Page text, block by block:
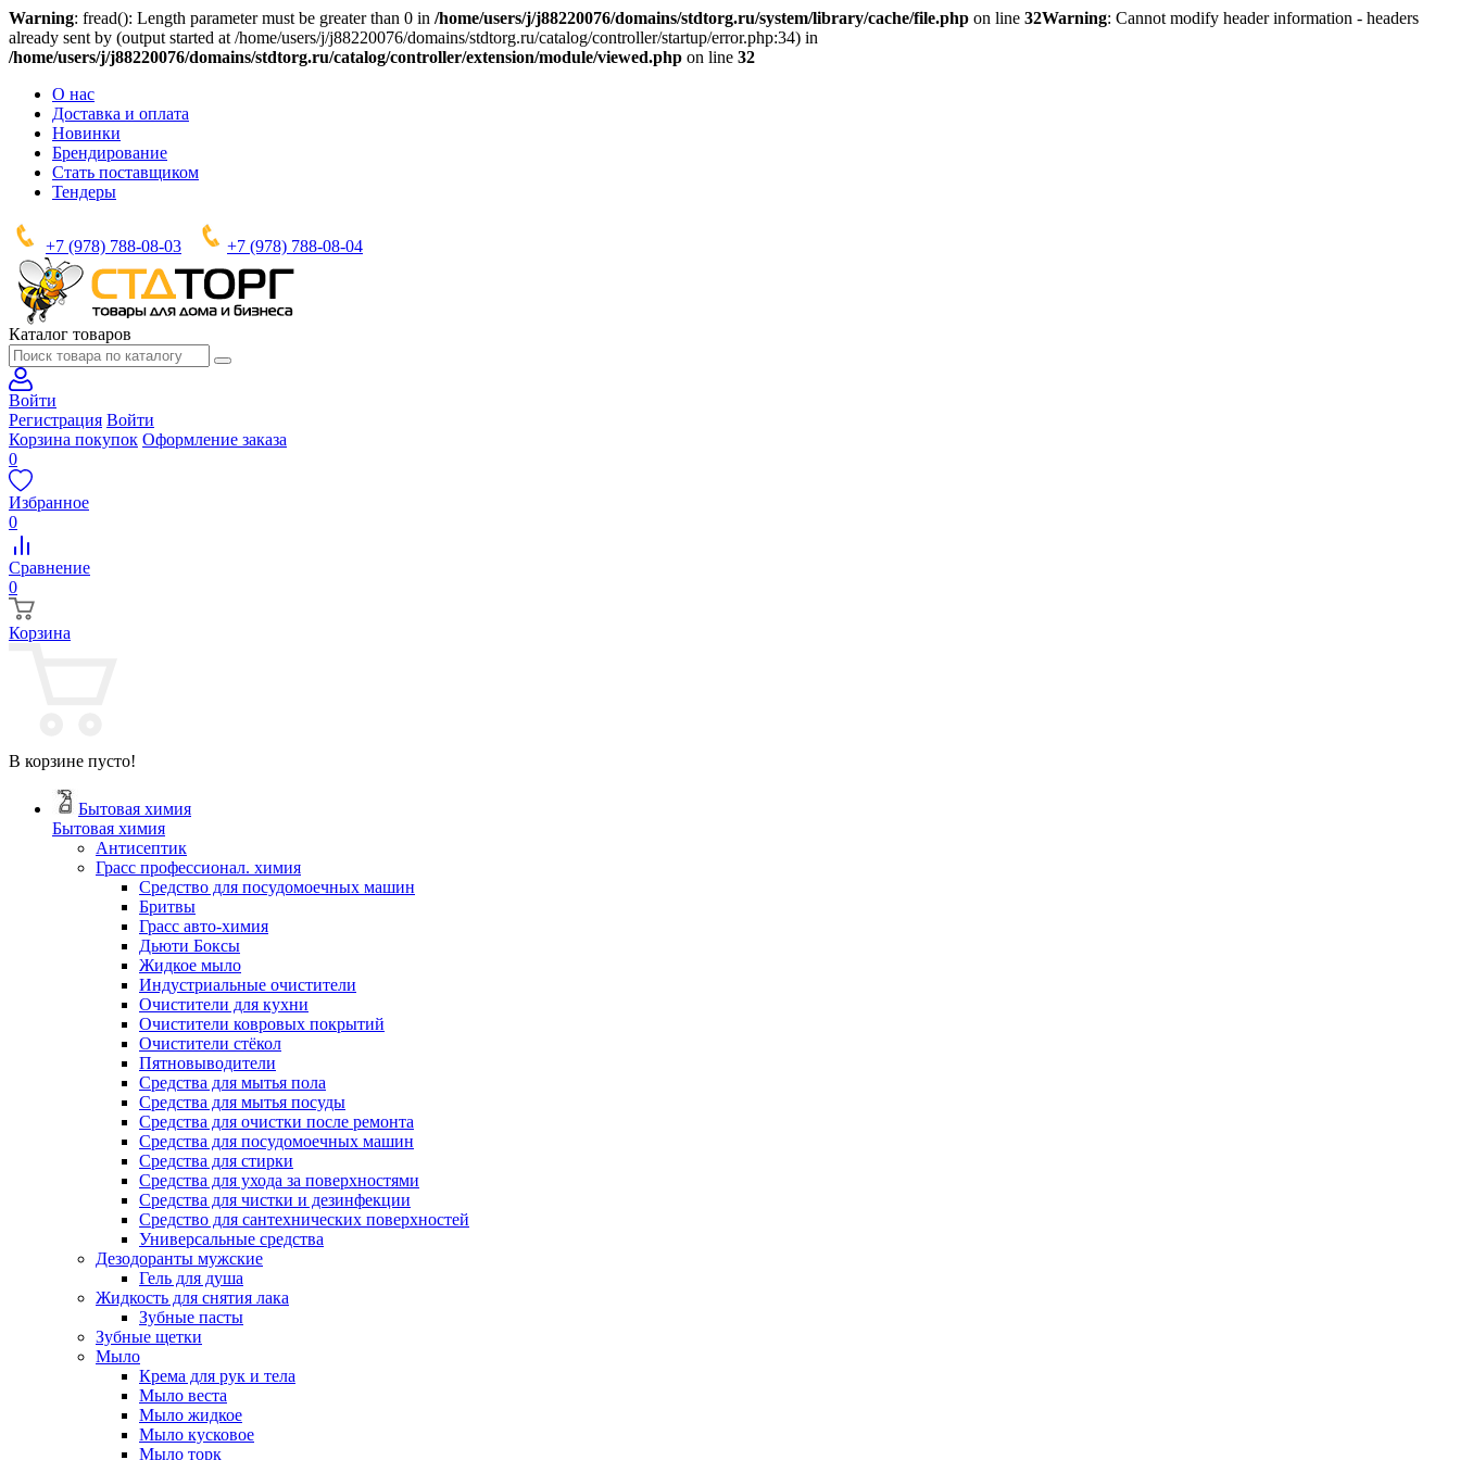
Warning: fread(): Length parameter must be greater than 0 in /home/users/j/j88220076/domains/stdtorg.ru/system/library/cache/file.php on line 32Warning: Cannot modify header information - headers
already sent by (output started at /home/users/j/j88220076/domains/stdtorg.ru/catalog/controller/startup/error.php:34) in
/home/users/j/j88220076/domains/stdtorg.ru/catalog/controller/extension/module/viewed.php on line 32
О нас
Доставка и оплата
Новинки
Брендирование
Стать поставщиком
Тендеры
+7 (978) 788-08-03 +7 (978) 788-08-04
Каталог товаров
Войти
Регистрация Войти
Корзина покупок Оформление заказа
0
Избранное
0
Сравнение
0
Корзина
В корзине пусто!
Бытовая химия
Бытовая химия
Антисептик
Грасс профессионал. химия
Cредство для посудомоечных машин
Бритвы
Грасс авто-химия
Дьюти Боксы
Жидкое мыло
Индустриальные очистители
Очистители для кухни
Очистители ковровых покрытий
Очистители стёкол
Пятновыводители
Средства для мытья пола
Средства для мытья посуды
Средства для очистки после ремонта
Средства для посудомоечных машин
Средства для стирки
Средства для ухода за поверхностями
Средства для чистки и дезинфекции
Средство для сантехнических поверхностей
Универсальные средства
Дезодоранты мужские
Гель для душа
Жидкость для снятия лака
Зубные пасты
Зубные щетки
Мыло
Крема для рук и тела
Мыло веста
Мыло жидкое
Мыло кусковое
Мыло торк